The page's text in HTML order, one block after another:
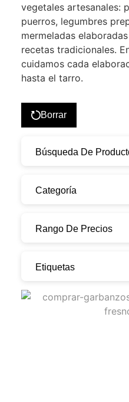
vegetales artesanales:
puerros, legumbres
mermeladas
recetas tradicionales.
cuidamos cada
hasta el tarro.
Búsqueda De
Rango De Precios
Categoría
Etiquetas
Borrar